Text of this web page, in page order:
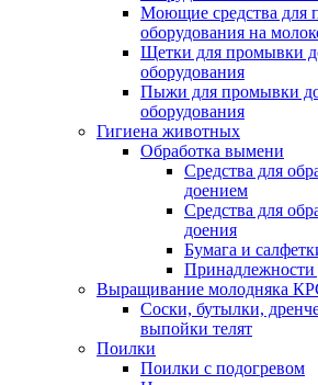
Моющие средства для
оборудования на
Щетки для промывки
оборудования
Пыжи для промывки
оборудования
Гигиена животных
Обработка вымени
Средства для
доением
Средства для
доения
Бумага и
Принадлежности
Выращивание молодняка
Соски, бутылки,
выпойки телят
Поилки
Поилки с подогревом